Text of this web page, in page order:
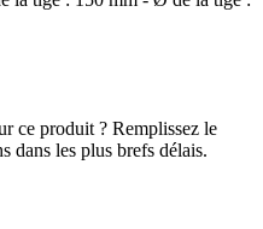
ce produit ? Remplissez le
dans les plus brefs délais.